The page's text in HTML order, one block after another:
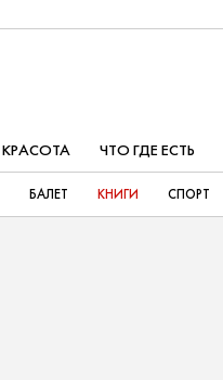
КРАСОТА ЧТО ГДЕ ЕСТЬ
БАЛЕТ КНИГИ СПОРТ